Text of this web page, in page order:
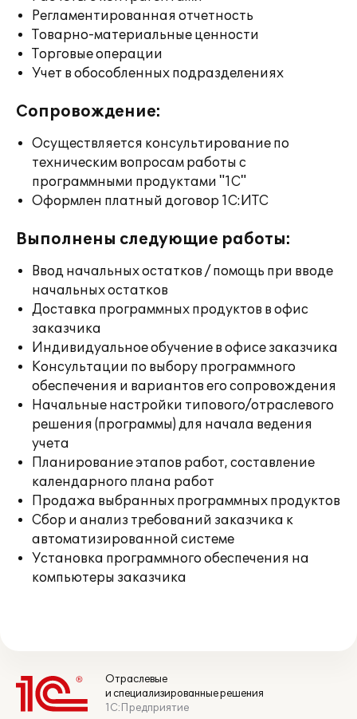
Регламентированная отчетность
Товарно-материальные ценности
Торговые операции
Учет в обособленных подразделениях
Сопровождение:
Осуществляется консультирование по
техническим вопросам работы с
программными продуктами "1С"
Оформлен платный договор 1С:ИТС
Выполнены следующие работы:
Ввод начальных остатков / помощь при вводе
начальных остатков
Доставка программных продуктов в офис
заказчика
Индивидуальное обучение в офисе заказчика
Консультации по выбору программного
обеспечения и вариантов его сопровождения
Начальные настройки типового/отраслевого
решения (программы) для начала ведения
учета
Планирование этапов работ, составление
календарного плана работ
Продажа выбранных программных продуктов
Сбор и анализ требований заказчика к
автоматизированной системе
Установка программного обеспечения на
компьютеры заказчика
Отраслевые
и специализированные решения
1С:Предприятие